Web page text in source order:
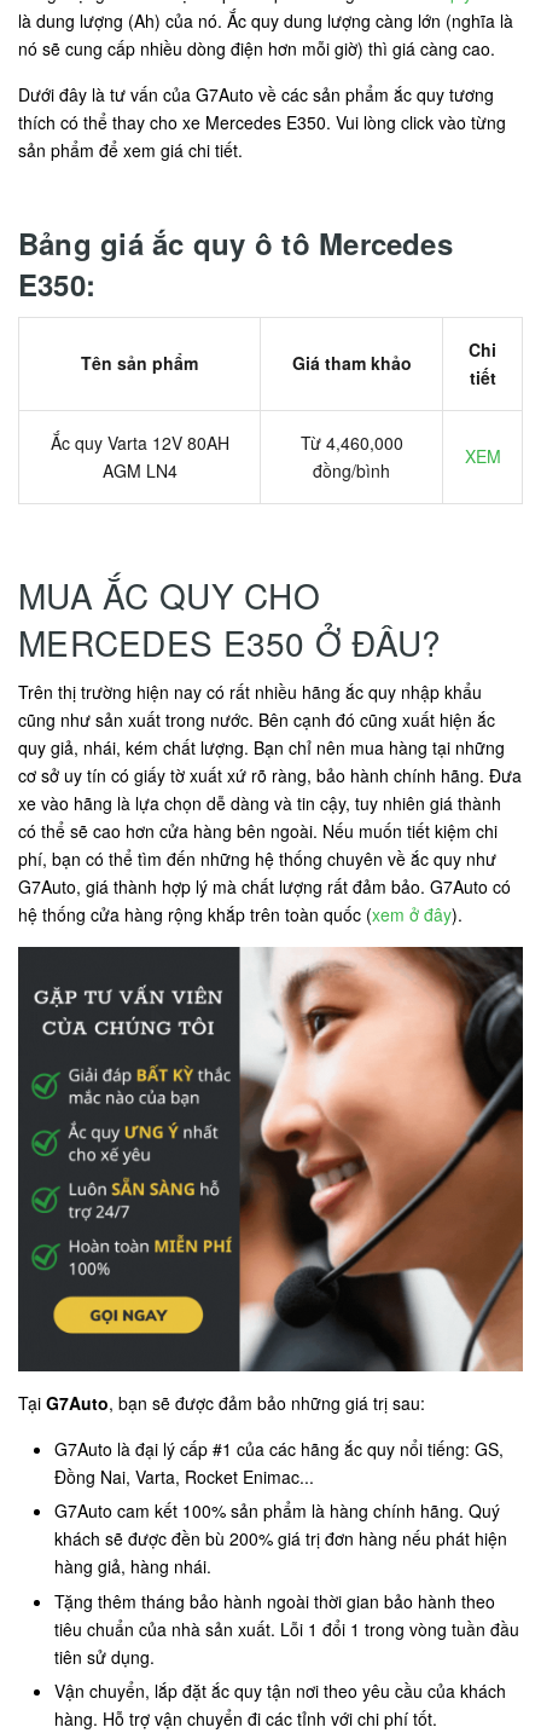
là dung lượng (Ah) của nó. Ắc quy dung lượng càng lớn (nghĩa là
nó sẽ cung cấp nhiều dòng điện hơn mỗi giờ) thì giá càng cao.
Dưới đây là tư vấn của G7Auto về các sản phẩm ắc quy tương
thích có thể thay cho xe Mercedes E350. Vui lòng click vào từng
sản phẩm để xem giá chi tiết.
Bảng giá ắc quy ô tô Mercedes
E350:
Tên sản phẩm Giá tham khảo
Chi
tiết
Ắc quy Varta 12V 80AH
AGM LN4
Từ 4,460,000
đồng/bình
XEM
MUA ẮC QUY CHO
MERCEDES E350 Ở ĐÂU?
Trên thị trường hiện nay có rất nhiều hãng ắc quy nhập khẩu
cũng như sản xuất trong nước. Bên cạnh đó cũng xuất hiện ắc
quy giả, nhái, kém chất lượng. Bạn chỉ nên mua hàng tại những
cơ sở uy tín có giấy tờ xuất xứ rõ ràng, bảo hành chính hãng. Đưa
xe vào hãng là lựa chọn dễ dàng và tin cậy, tuy nhiên giá thành
có thể sẽ cao hơn cửa hàng bên ngoài. Nếu muốn tiết kiệm chi
phí, bạn có thể tìm đến những hệ thống chuyên về ắc quy như
G7Auto, giá thành hợp lý mà chất lượng rất đảm bảo. G7Auto có
hệ thống cửa hàng rộng khắp trên toàn quốc (xem ở đây).
Tại G7Auto, bạn sẽ được đảm bảo những giá trị sau:
G7Auto là đại lý cấp #1 của các hãng ắc quy nổi tiếng: GS,
Đồng Nai, Varta, Rocket Enimac...
G7Auto cam kết 100% sản phẩm là hàng chính hãng. Quý
khách sẽ được đền bù 200% giá trị đơn hàng nếu phát hiện
hàng giả, hàng nhái.
Tặng thêm tháng bảo hành ngoài thời gian bảo hành theo
tiêu chuẩn của nhà sản xuất. Lỗi 1 đổi 1 trong vòng tuần đầu
tiên sử dụng.
Vận chuyển, lắp đặt ắc quy tận nơi theo yêu cầu của khách
hàng. Hỗ trợ vận chuyển đi các tỉnh với chi phí tốt.